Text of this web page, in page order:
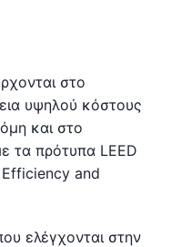
στο
υψηλού κόστους
και στο
τα πρότυπα LEED
Efficiency and
ελέγχονται στην